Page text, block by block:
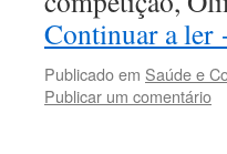
Continuar a ler
Publicado em Saúde e
Publicar um comentário